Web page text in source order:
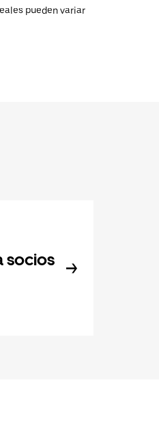
pueden variar
socios